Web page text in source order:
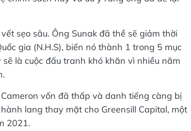
sẹo sâu. Ông Sunak đã thề sẽ giảm thời
gia (N.H.S), biến nó thành 1 trong 5 mục
là cuộc đấu tranh khó khăn vì nhiều năm
vốn đã thấp và danh tiếng càng bị
lang thay mặt cho Greensill Capital, một
2021.